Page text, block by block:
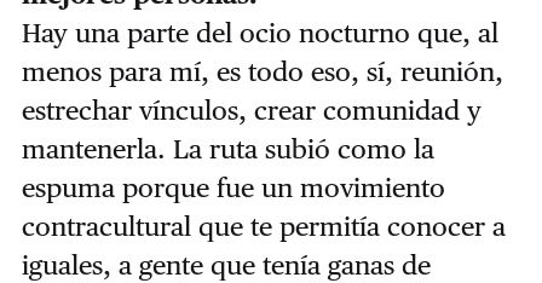
Hay una parte del ocio nocturno que, al
menos para mí, es todo eso, sí, reunión,
estrechar vínculos, crear comunidad y
mantenerla. La ruta subió como la
espuma porque fue un movimiento
contracultural que te permitía conocer a
iguales, a gente que tenía ganas de